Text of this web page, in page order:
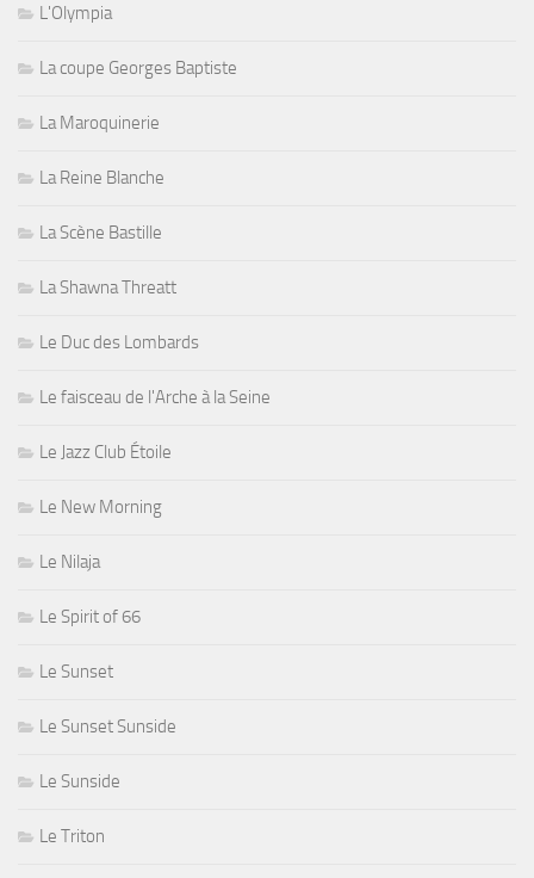
L'Olympia
La coupe Georges Baptiste
La Maroquinerie
La Reine Blanche
La Scène Bastille
La Shawna Threatt
Le Duc des Lombards
Le faisceau de l'Arche à la Seine
Le Jazz Club Étoile
Le New Morning
Le Nilaja
Le Spirit of 66
Le Sunset
Le Sunset Sunside
Le Sunside
Le Triton